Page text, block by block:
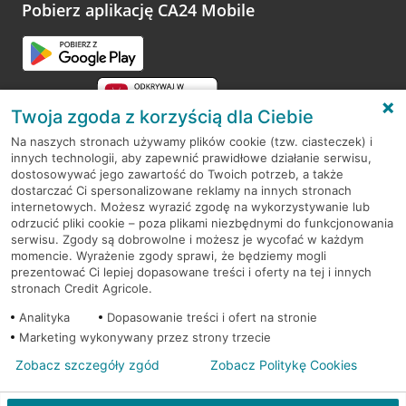
opinie.
Pobierz aplikację CA24 Mobile
RODO
Regulamin serwisu
Mapa serwisu
PolitykaCookies
© 2026 Credit Agricole Bank Polska S.A. Wszelkie prawa zastrzeżone
Twoja zgoda z korzyścią dla Ciebie
Na naszych stronach używamy plików cookie (tzw. ciasteczek) i
innych technologii, aby zapewnić prawidłowe działanie serwisu,
dostosowywać jego zawartość do Twoich potrzeb, a także
dostarczać Ci spersonalizowane reklamy na innych stronach
internetowych. Możesz wyrazić zgodę na wykorzystywanie lub
odrzucić pliki cookie – poza plikami niezbędnymi do funkcjonowania
serwisu. Zgody są dobrowolne i możesz je wycofać w każdym
momencie. Wyrażenie zgody sprawi, że będziemy mogli
prezentować Ci lepiej dopasowane treści i oferty na tej i innych
stronach Credit Agricole.
Analityka
Dopasowanie treści i ofert na stronie
Marketing wykonywany przez strony trzecie
Zobacz szczegóły zgód Zobacz Politykę Cookies